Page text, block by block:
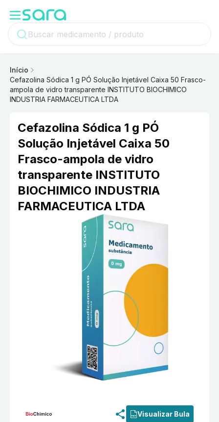
Início
Cefazolina Sódica 1 g PÓ Solução Injetável Caixa 50 Frasco-
ampola de vidro transparente INSTITUTO BIOCHIMICO
INDUSTRIA FARMACEUTICA LTDA
Cefazolina Sódica 1 g PÓ
Solução Injetável Caixa 50
Frasco-ampola de vidro
transparente INSTITUTO
BIOCHIMICO INDUSTRIA
FARMACEUTICA LTDA
Visualizar Bula